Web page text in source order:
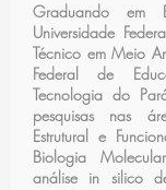
Graduando em
Universidade
Técnico em Meio
Federal de
Tecnologia do
pesquisas nas
Estrutural e
Biologia
análise in silico